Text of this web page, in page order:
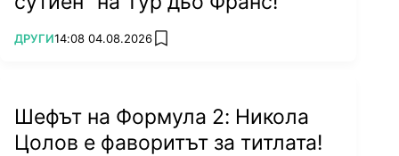
ПОВЕЧЕ ОТ
ДРУГИ14:08 04.08.2026 add favorites
Шефът на Формула 2: Никола
Цолов е фаворитът за титлата!